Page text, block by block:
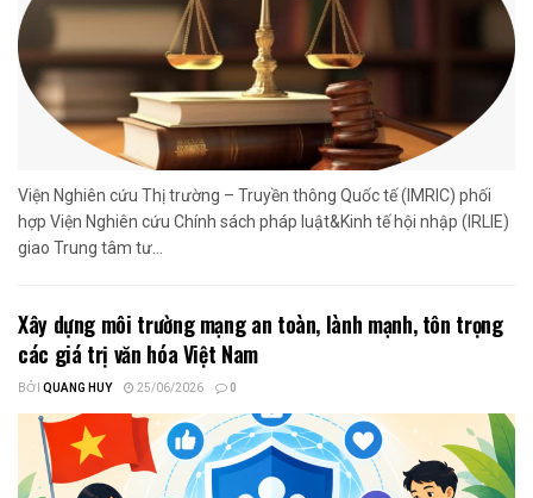
Viện Nghiên cứu Thị trường – Truyền thông Quốc tế (IMRIC) phối
hợp Viện Nghiên cứu Chính sách pháp luật&Kinh tế hội nhập (IRLIE)
giao Trung tâm tư...
Xây dựng môi trường mạng an toàn, lành mạnh, tôn trọng
các giá trị văn hóa Việt Nam
BỞI QUANG HUY 25/06/2026 0